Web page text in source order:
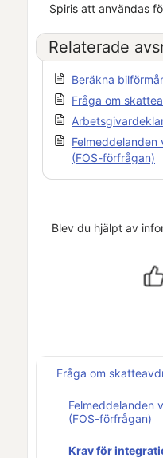
Spiris att användas
Relaterade
Beräkna
Fråga om
(FOS-förfrågan)
Blev du hjälpt av
Fråga om
Felmeddelanden
(FOS-förfrågan)
Krav för